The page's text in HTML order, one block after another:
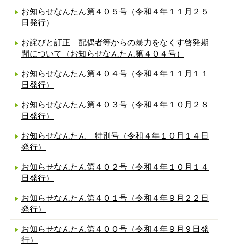
お知らせなんたん第４０５号（令和４年１１月２５
日発行）
お詫びと訂正 配偶者等からの暴力をなくす啓発期
間について（お知らせなんたん第４０４号）
お知らせなんたん第４０４号（令和４年１１月１１
日発行）
お知らせなんたん第４０３号（令和４年１０月２８
日発行）
お知らせなんたん 特別号（令和４年１０月１４日
発行）
お知らせなんたん第４０２号（令和４年１０月１４
日発行）
お知らせなんたん第４０１号（令和４年９月２２日
発行）
お知らせなんたん第４００号（令和４年９月９日発
行）